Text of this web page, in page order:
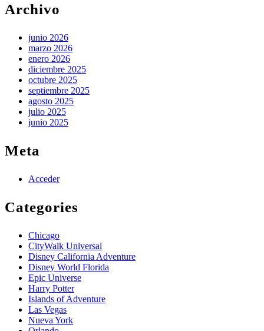
Archivo
junio 2026
marzo 2026
enero 2026
diciembre 2025
octubre 2025
septiembre 2025
agosto 2025
julio 2025
junio 2025
Meta
Acceder
Categories
Chicago
CityWalk Universal
Disney California Adventure
Disney World Florida
Epic Universe
Harry Potter
Islands of Adventure
Las Vegas
Nueva York